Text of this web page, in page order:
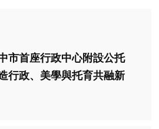
市首座行政中心附設公托
行政、美學與托育共融新